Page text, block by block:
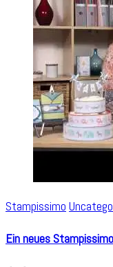
Stampissimo
Ein neues